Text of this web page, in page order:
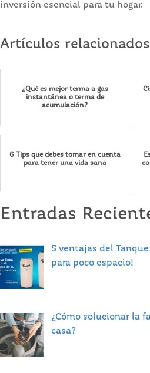
inversión esencial para tu hogar.
Artículos
¿Qué es mejor terma a gas
instantánea o terma de
acumulación?
6 Tips que debes tomar en cuenta
para tener una vida sana
Entradas
5 ventajas del
para poco espacio!
¿Cómo solucionar la
casa?